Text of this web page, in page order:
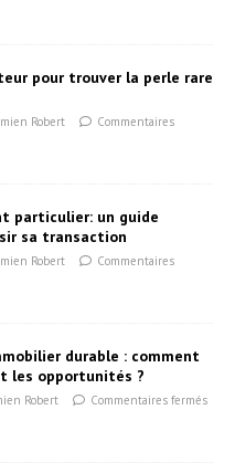
pour trouver la perle rare
Robert
Commentaires
particulier: un guide
sa transaction
Robert
Commentaires
durable : comment
les opportunités ?
Robert Commentaires fermés